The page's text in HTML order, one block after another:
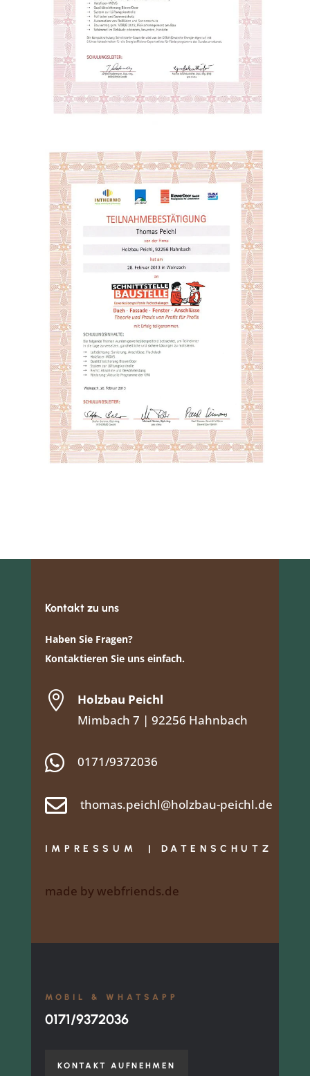
Kontakt zu uns
Haben Sie Fragen?
Kontaktieren Sie uns einfach.

Holzbau Peichl
Mimbach 7 | 92256 Hahnbach
 0171/9372036
 thomas.peichl@holzbau-peichl.de
IMPRESSUM | DATENSCHUTZ
made bywebfriends.de
MOBIL & WHATSAPP
0171/9372036
KONTAKT AUFNEHMEN